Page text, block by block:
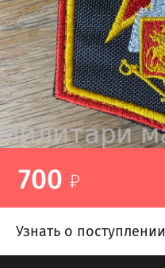
700
Узнать о поступлении